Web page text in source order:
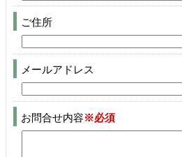
ご住所
メールアドレス
お問合せ内容※必須